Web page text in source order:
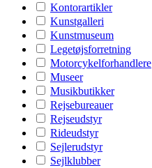
Kontorartikler
Kunstgalleri
Kunstmuseum
Legetøjsforretning
Motorcykelforhandlere
Museer
Musikbutikker
Rejsebureauer
Rejseudstyr
Rideudstyr
Sejlerudstyr
Sejlklubber